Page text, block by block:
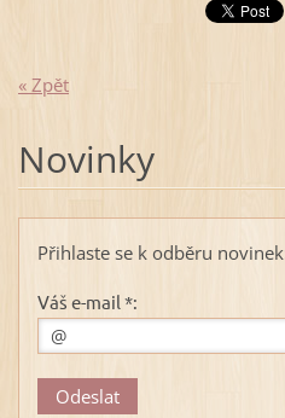
« Zpět
Novinky
Přihlaste se k odběru
Váš e-mail *: